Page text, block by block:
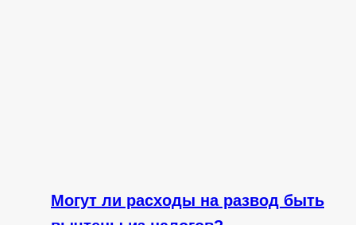
Могут ли расходы на развод быть